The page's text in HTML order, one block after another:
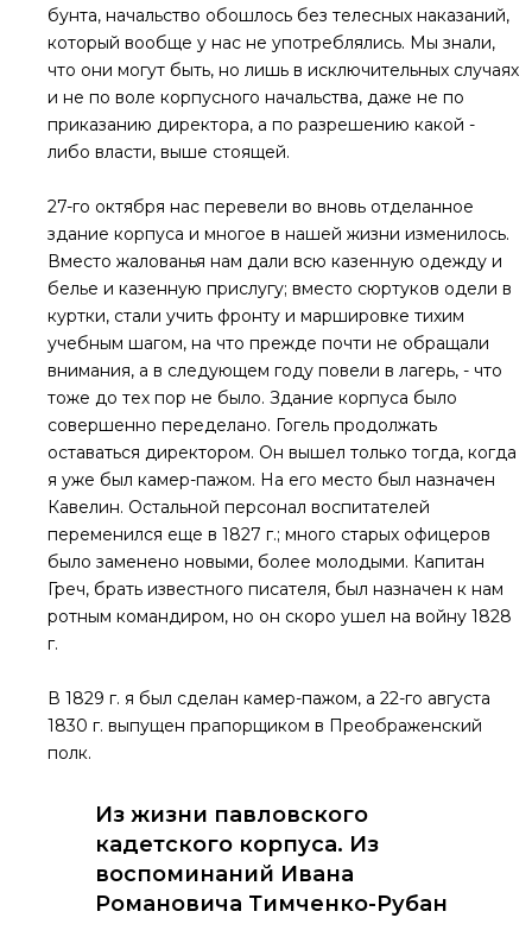
бунта, начальство обошлось без телесных наказаний,
который вообще у нас не употреблялись. Мы знали,
что они могут быть, но лишь в исключительных случаях
и не по воле корпусного начальства, даже не по
приказанию директора, а по разрешению какой -
либо власти, выше стоящей.
27-го октября нас перевели во вновь отделанное
здание корпуса и многое в нашей жизни изменилось.
Вместо жалованья нам дали всю казенную одежду и
белье и казенную прислугу; вместо сюртуков одели в
куртки, стали учить фронту и маршировке тихим
учебным шагом, на что прежде почти не обращали
внимания, а в следующем году повели в лагерь, - что
тоже до тех пор не было. Здание корпуса было
совершенно переделано. Гогель продолжать
оставаться директором. Он вышел только тогда, когда
я уже был камер-пажом. На его место был назначен
Кавелин. Остальной персонал воспитателей
переменился еще в 1827 г.; много старых офицеров
было заменено новыми, более молодыми. Капитан
Греч, брать известного писателя, был назначен к нам
ротным командиром, но он скоро ушел на войну 1828
г.
В 1829 г. я был сделан камер-пажом, а 22-го августа
1830 г. выпущен прапорщиком в Преображенский
полк.
Из жизни павловского
кадетского корпуса. Из
воспоминаний Ивана
Романовича Тимченко-Рубан